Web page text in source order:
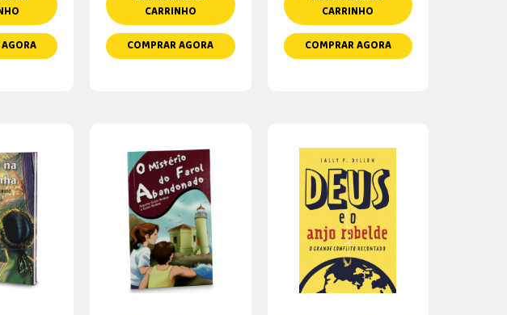
CARRINHO
COMPRAR AGORA
CARRINHO
COMPRAR AGORA